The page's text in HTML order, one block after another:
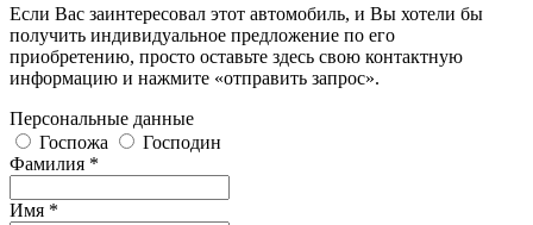
Если Вас заинтересовал этот автомобиль, и Вы хотели бы
получить индивидуальное предложение по его
приобретению, просто оставьте здесь свою контактную
информацию и нажмите «отправить запрос».
Персональные данные
Госпожа
Господин
Фамилия *
Имя *